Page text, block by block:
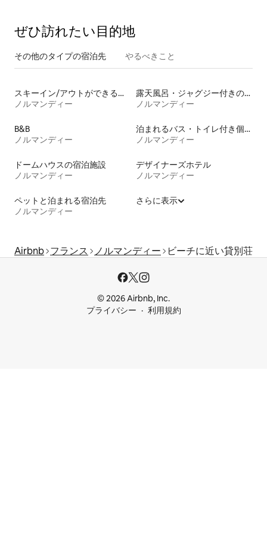
ぜひ訪⁠れ⁠た⁠い目⁠的⁠地
その他のタ⁠イ⁠プ⁠の宿⁠泊⁠先 やるべきこと
スキーイン/アウトができる宿泊先
ノルマンディー
露天風呂・ジャグジー付きの宿泊施設
ノルマンディー
B&B
ノルマンディー
泊まれるバス・トイレ付き個室
ノルマンディー
ドームハウスの宿泊施設
ノルマンディー
デザイナーズホテル
ノルマンディー
ペットと泊まれる宿泊先
ノルマンディー
さらに表示
Airbnb フランス ノルマンディー ビーチに近い貸別荘
© 2026 Airbnb, Inc.
プライバシー
利用規約